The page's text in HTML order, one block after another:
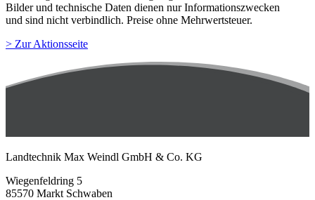
Bilder und technische Daten dienen nur Informationszwecken
und sind nicht verbindlich. Preise ohne Mehrwertsteuer.
> Zur Aktionsseite
Landtechnik Max Weindl GmbH & Co. KG
Wiegenfeldring 5
85570 Markt Schwaben